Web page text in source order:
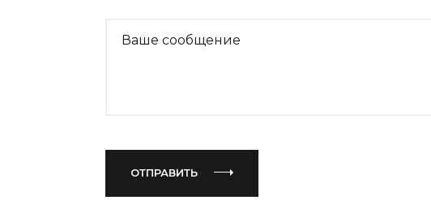
Ваше сообщение
ОТПРАВИТЬ